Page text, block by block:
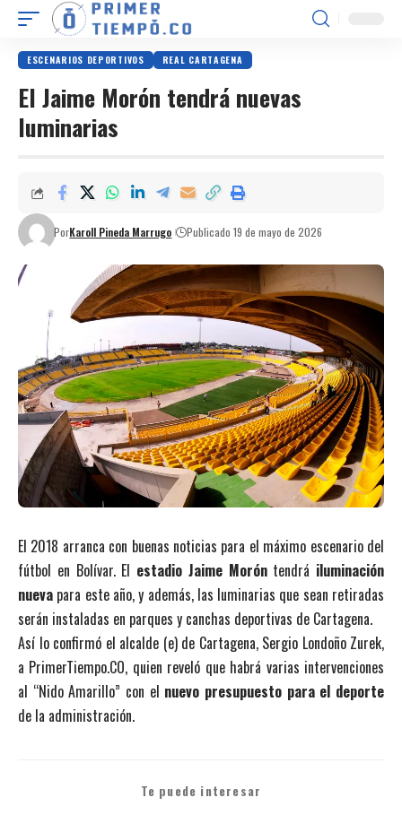
ESCENARIOS DEPORTIVOS REAL CARTAGENA
El Jaime Morón tendrá nuevas
luminarias
PorKaroll Pineda Marrugo Publicado 19 de mayo de 2026
El 2018 arranca con buenas noticias para el máximo escenario del
fútbol en Bolívar. El estadio Jaime Moróntendrá iluminación
nueva para este año, y además, las luminarias que sean retiradas
serán instaladas en parques y canchas deportivas de Cartagena.
Así lo confirmó el alcalde (e) de Cartagena, Sergio Londoño Zurek,
a PrimerTiempo.CO, quien reveló que habrá varias intervenciones
al “Nido Amarillo” con el nuevo presupuesto para el deporte
de la administración.
Te puede interesar